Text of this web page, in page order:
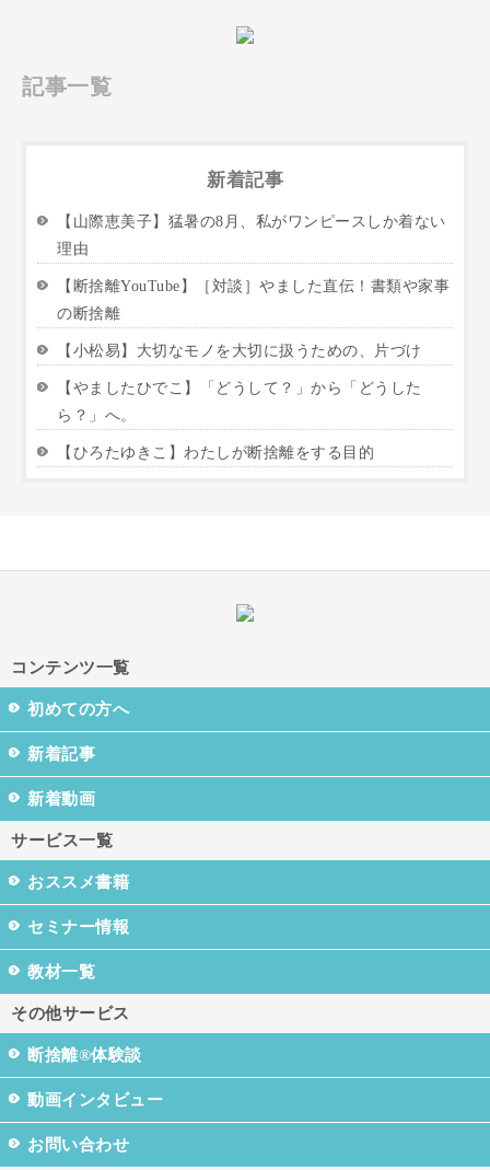
記事一覧
新着記事
【山際恵美子】猛暑の8月、私がワンピースしか着ない
理由
【断捨離YouTube】［対談］やました直伝！書類や家事
の断捨離
【小松易】大切なモノを大切に扱うための、片づけ
【やましたひでこ】「どうして？」から「どうした
ら？」へ。
【ひろたゆきこ】わたしが断捨離をする目的
コンテンツ一覧
初めての方へ
新着記事
新着動画
サービス一覧
おススメ書籍
セミナー情報
教材一覧
その他サービス
断捨離®体験談
動画インタビュー
お問い合わせ